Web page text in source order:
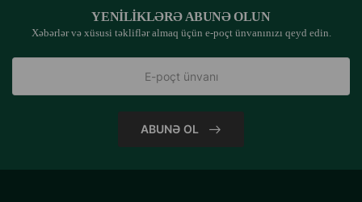
YENILIKLƏRƏ ABUNƏ OLUN
Xəbərlər və xüsusi təkliflər almaq üçün e-poçt ünvanınızı qeyd edin.
ABUNƏ OL